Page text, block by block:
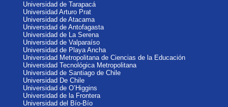
Universidad de Tarapacá
Universidad Arturo Prat
Universidad de Atacama
Universidad de Antofagasta
Universidad de La Serena
Universidad de Valparaíso
Universidad de Playa Ancha
Universidad Metropolitana de Ciencias de la Educación
Universidad Tecnológica Metropolitana
Universidad de Santiago de Chile
Universidad De Chile
Universidad de O’Higgins
Universidad de la Frontera
Universidad del Bío-Bío